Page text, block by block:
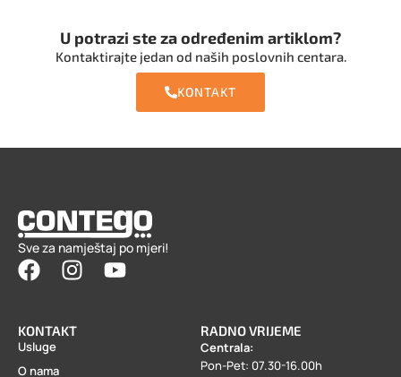
U potrazi ste za određenim artiklom?
Kontaktirajte jedan od naših poslovnih centara.
KONTAKT
Sve za namještaj po mjeri!
KONTAKT
Usluge
O nama
RADNO VRIJEME
Centrala:
Pon-Pet: 07.30-16.00h